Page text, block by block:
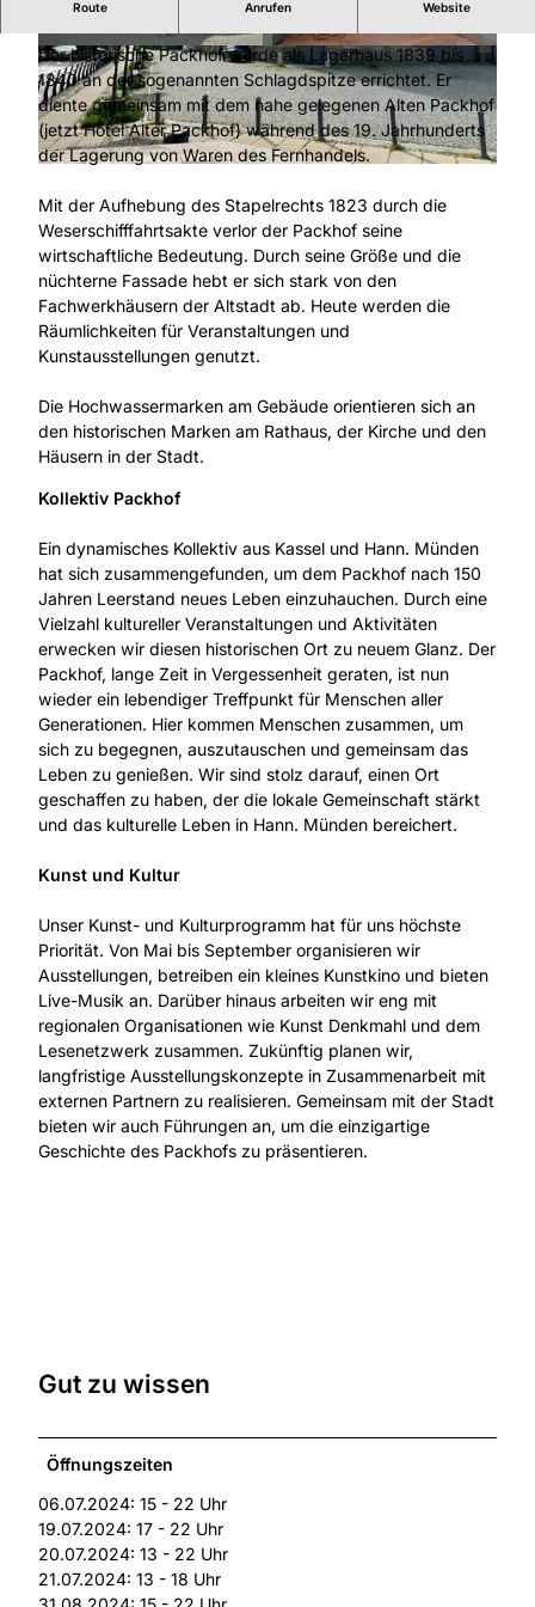
© Hann. Münden Marketing GmbH |CC-BY © Kollektiv Packhof | CC-BY
Route Anrufen Website
Geschichte
Der historische Packhof wurde als Lagerhaus 1839 bis
1840 an der sogenannten Schlagdspitze errichtet. Er
diente gemeinsam mit dem nahe gelegenen Alten Packhof
(jetzt Hotel Alter Packhof) während des 19. Jahrhunderts
der Lagerung von Waren des Fernhandels.
Mit der Aufhebung des Stapelrechts 1823 durch die
Weserschifffahrtsakte verlor der Packhof seine
wirtschaftliche Bedeutung. Durch seine Größe und die
nüchterne Fassade hebt er sich stark von den
Fachwerkhäusern der Altstadt ab. Heute werden die
Räumlichkeiten für Veranstaltungen und
Kunstausstellungen genutzt.
Die Hochwassermarken am Gebäude orientieren sich an
den historischen Marken am Rathaus, der Kirche und den
Häusern in der Stadt.
Kollektiv Packhof
Ein dynamisches Kollektiv aus Kassel und Hann. Münden
hat sich zusammengefunden, um dem Packhof nach 150
Jahren Leerstand neues Leben einzuhauchen. Durch eine
Vielzahl kultureller Veranstaltungen und Aktivitäten
erwecken wir diesen historischen Ort zu neuem Glanz. Der
Packhof, lange Zeit in Vergessenheit geraten, ist nun
wieder ein lebendiger Treffpunkt für Menschen aller
Generationen. Hier kommen Menschen zusammen, um
sich zu begegnen, auszutauschen und gemeinsam das
Leben zu genießen. Wir sind stolz darauf, einen Ort
geschaffen zu haben, der die lokale Gemeinschaft stärkt
und das kulturelle Leben in Hann. Münden bereichert.
Kunst und Kultur
Unser Kunst- und Kulturprogramm hat für uns höchste
Priorität. Von Mai bis September organisieren wir
Ausstellungen, betreiben ein kleines Kunstkino und bieten
Live-Musik an. Darüber hinaus arbeiten wir eng mit
regionalen Organisationen wie Kunst Denkmahl und dem
Lesenetzwerk zusammen. Zukünftig planen wir,
langfristige Ausstellungskonzepte in Zusammenarbeit mit
externen Partnern zu realisieren. Gemeinsam mit der Stadt
bieten wir auch Führungen an, um die einzigartige
Geschichte des Packhofs zu präsentieren.
Gut zu wissen
Öffnungszeiten
06.07.2024: 15 - 22 Uhr
19.07.2024: 17 - 22 Uhr
20.07.2024: 13 - 22 Uhr
21.07.2024: 13 - 18 Uhr